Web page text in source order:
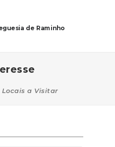
de Raminho
Locais a Visitar